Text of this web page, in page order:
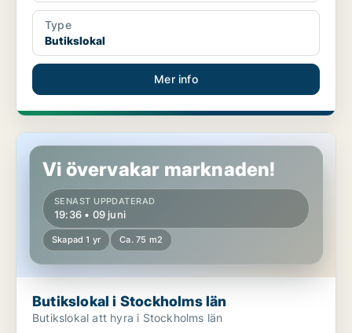
Type
Butikslokal
Mer info
Butikslokal i Stockholms län
Vi övervakar marknaden!
SENAST UPPDATERAD
19:36 • 09 juni
Skapad 1 yr Ca. 75 m2
Butikslokal i Stockholms län
Butikslokal att hyra i Stockholms län